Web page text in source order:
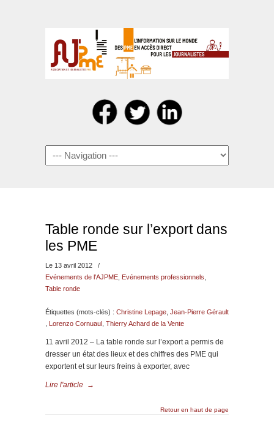
Navigation
Table ronde sur l’export dans
les PME
Le 13 avril 2012
/
Evénements de l'AJPME Evénements professionnels
Table ronde
Étiquettes (mots-clés) : Christine Lepage Jean-Pierre Gérault
Lorenzo Cornuaul Thierry Achard de la Vente
11 avril 2012 – La table ronde sur l’export a permis de
dresser un état des lieux et des chiffres des PME qui
exportent et sur leurs freins à exporter, avec
Lire l'article →
Retour en haut de page